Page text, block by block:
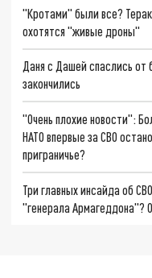
"Кротами" были все?
охотятся "живые дроны"
Даня с Дашей спаслись от
закончились
"Очень плохие новости":
НАТО впервые за СВО
приграничье?
Три главных инсайда об
"генерала Армагеддона"?